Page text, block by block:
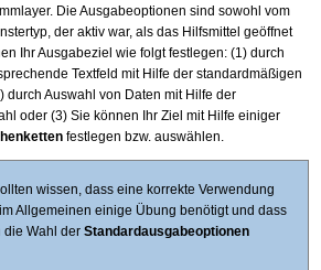
Die Ausgabeoptionen sind sowohl vom
der aktiv war, als das Hilfsmittel geöffnet
Ihr Ausgabeziel wie folgt festlegen: (1) durch
Textfeld mit Hilfe der standardmäßigen
durch Auswahl von Daten mit Hilfe der
oder (3) Sie können Ihr Ziel mit Hilfe einiger
festlegen bzw. auswählen.
wissen, dass eine korrekte Verwendung
Allgemeinen einige Übung benötigt und dass
die Wahl der Standardausgabeoptionen